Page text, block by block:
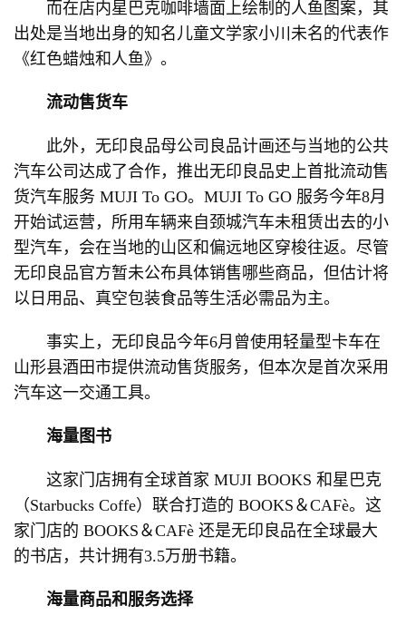
而在店内星巴克咖啡墙面上绘制的人鱼图案，其
出处是当地出身的知名儿童文学家小川未名的代表作
《红色蜡烛和人鱼》。
流动售货车
此外，无印良品母公司良品计画还与当地的公共
汽车公司达成了合作，推出无印良品史上首批流动售
货汽车服务 MUJI To GO。MUJI To GO 服务今年8月
开始试运营，所用车辆来自颈城汽车未租赁出去的小
型汽车，会在当地的山区和偏远地区穿梭往返。尽管
无印良品官方暂未公布具体销售哪些商品，但估计将
以日用品、真空包装食品等生活必需品为主。
事实上，无印良品今年6月曾使用轻量型卡车在
山形县酒田市提供流动售货服务，但本次是首次采用
汽车这一交通工具。
海量图书
这家门店拥有全球首家 MUJI BOOKS 和星巴克
（Starbucks Coffe）联合打造的 BOOKS＆CAFè。这
家门店的 BOOKS＆CAFè 还是无印良品在全球最大
的书店，共计拥有3.5万册书籍。
海量商品和服务选择